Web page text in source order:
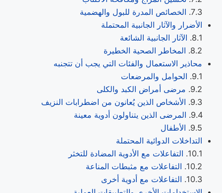
الخصائص المدرة للبول والهضمية
الأضرار والآثار الجانبية المحتملة
الآثار الجانبية الشائعة
المخاطر الصحية الخطيرة
محاذير الاستعمال والفئات التي يجب أن تتجنبه
الحوامل والمرضعات
مرضى أمراض الكبد والكلى
الأشخاص الذين يُعانون من اضطرابات النزيف
المرضى الذين يتناولون أدوية معينة
الأطفال
التداخلات الدوائية المحتملة
التفاعلات مع الأدوية المضادة للتخثر
التفاعلات مع مثبطات المناعة
التفاعلات مع أدوية أخرى